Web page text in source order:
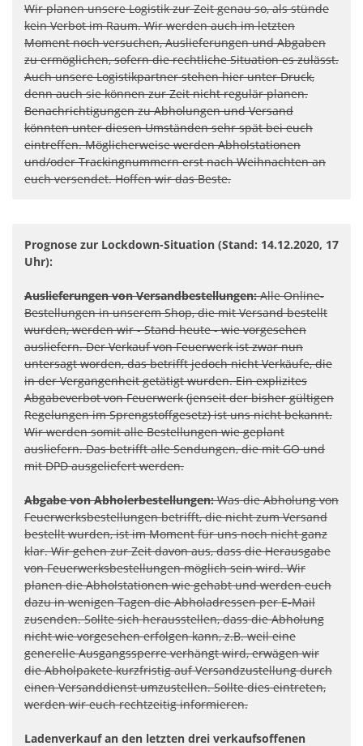
Wir planen unsere Logistik zur Zeit genau so, als stünde
kein Verbot im Raum. Wir werden auch im letzten
Moment noch versuchen, Auslieferungen und Abgaben
zu ermöglichen, sofern die rechtliche Situation es zulässt.
Auch unsere Logistikpartner stehen hier unter Druck,
denn auch sie können zur Zeit nicht regulär planen.
Benachrichtigungen zu Abholungen und Versand
könnten unter diesen Umständen sehr spät bei euch
eintreffen. Möglicherweise werden Abholstationen
und/oder Trackingnummern erst nach Weihnachten an
euch versendet. Hoffen wir das Beste.
Prognose zur Lockdown-Situation (Stand: 14.12.2020, 17
Uhr):
Auslieferungen von Versandbestellungen:Alle Online-
Bestellungen in unserem Shop, die mit Versand bestellt
wurden, werden wir - Stand heute - wie vorgesehen
ausliefern. Der Verkauf von Feuerwerk ist zwar nun
untersagt worden, das betrifft jedoch nicht Verkäufe, die
in der Vergangenheit getätigt wurden. Ein explizites
Abgabeverbot von Feuerwerk (jenseit der bisher gültigen
Regelungen im Sprengstoffgesetz) ist uns nicht bekannt.
Wir werden somit alle Bestellungen wie geplant
ausliefern. Das betrifft alle Sendungen, die mit GO und
mit DPD ausgeliefert werden.
Abgabe von Abholerbestellungen:Was die Abholung von
Feuerwerksbestellungen betrifft, die nicht zum Versand
bestellt wurden, ist im Moment für uns noch nicht ganz
klar. Wir gehen zur Zeit davon aus, dass die Herausgabe
von Feuerwerksbestellungen möglich sein wird. Wir
planen die Abholstationen wie gehabt und werden euch
dazu in wenigen Tagen die Abholadressen per E-Mail
zusenden. Sollte sich herausstellen, dass die Abholung
nicht wie vorgesehen erfolgen kann, z.B. weil eine
generelle Ausgangssperre verhängt wird, erwägen wir
die Abholpakete kurzfristig auf Versandzustellung durch
einen Versanddienst umzustellen. Sollte dies eintreten,
werden wir euch rechtzeitig informieren.
Ladenverkauf an den letzten drei verkaufsoffenen